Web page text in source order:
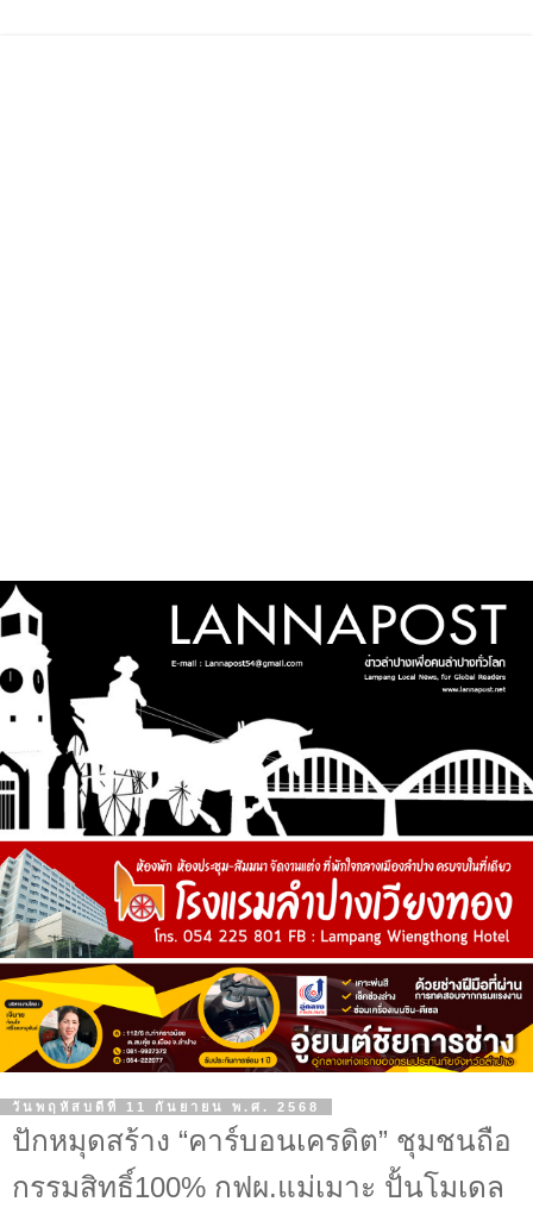
วันพฤหัสบดีที่ 11 กันยายน พ.ศ. 2568
ปักหมุดสร้าง “คาร์บอนเครดิต” ชุมชนถือ
กรรมสิทธิ์100% กฟผ.แม่เมาะ ปั้นโมเดล